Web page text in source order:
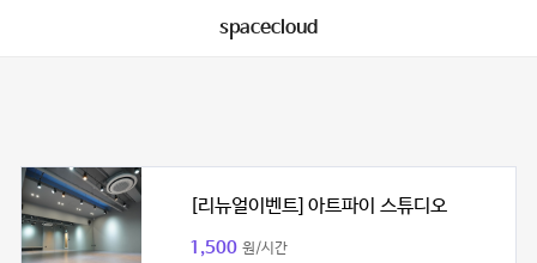
spacecloud
[리뉴얼이벤트] 아트파이 스튜디오
1,500 원/시간